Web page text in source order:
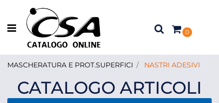
Open menu
0
MASCHERATURA E PROT.SUPERFICI NASTRI ADESIVI
CATALOGO ARTICOLI